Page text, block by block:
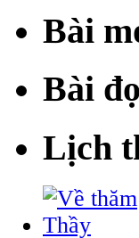
Bài
Bài
Lịch